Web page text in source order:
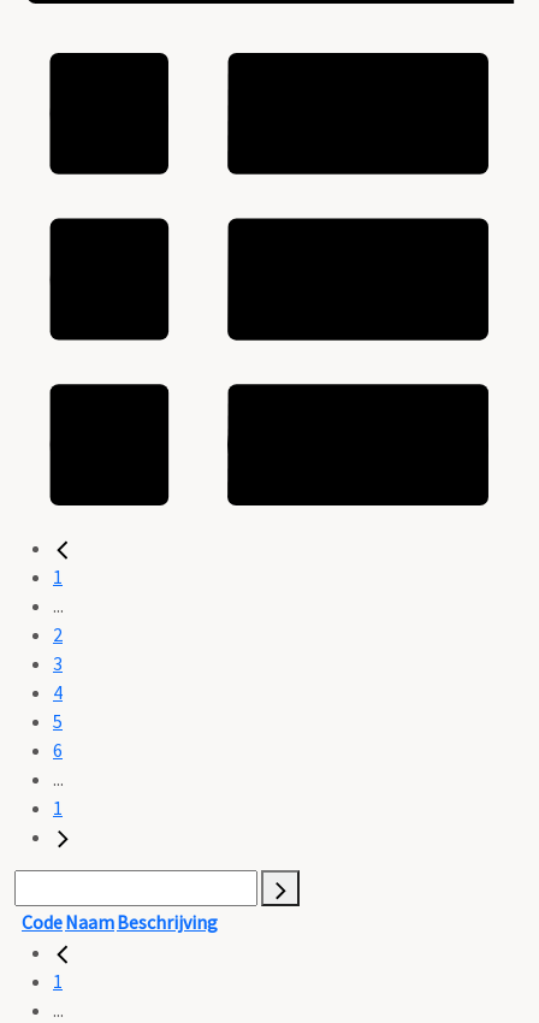
1
...
2
3
4
5
6
...
1
CodeNaamBeschrijving
1
...